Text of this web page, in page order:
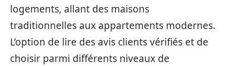
logements, allant des maisons
traditionnelles aux appartements modernes.
L’option de lire des avis clients vérifiés et de
choisir parmi différents niveaux de